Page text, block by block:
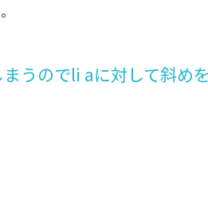
うのでli aに対して斜め